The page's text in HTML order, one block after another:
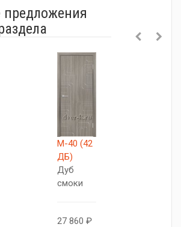
предложения
М-40 (42
ДБ)
Дуб
смоки
27 860 ₽